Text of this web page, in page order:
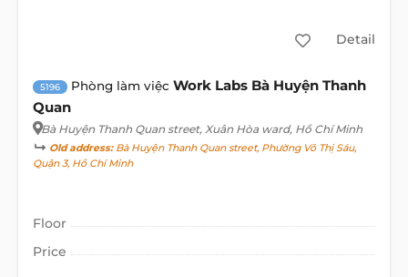
Detail
5196 Phòng làm việc Work Labs Bà Huyện Thanh
Quan
Bà Huyện Thanh Quan street, Xuân Hòa ward, Hồ Chí Minh
Old address:Bà Huyện Thanh Quan street, Phường Võ Thị Sáu,
Quận 3, Hồ Chí Minh
Floor
Price